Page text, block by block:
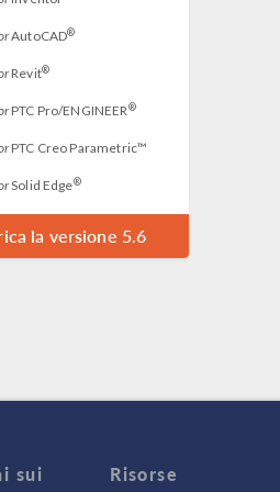
AutoCAD®
Revit®
PTC Pro/ENGINEER®
PTC Creo Parametric™
Solid Edge®
la versione 5.6
sui
Risorse